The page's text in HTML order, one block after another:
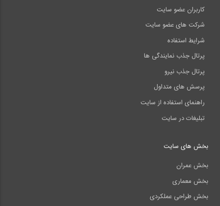
کاربران عضو سایت
شرکت های عضو سایت
شرایط استفاده
پرتال جذب نمایندگی ها
پرتال جذب نیرو
پرسش های متداول
راهنمای استفاده از سایت
تبلیغات در سایت
بخش های سایت
بخش عمران
بخش معماری
بخش طراحی عملکردی